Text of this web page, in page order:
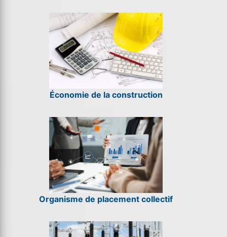
Économie de la construction
Organisme de placement collectif